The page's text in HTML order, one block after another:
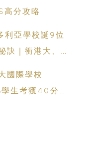
高分攻略
亞學校誕9位
訣｜衝港大、帝
國際學校
生考獲40分以